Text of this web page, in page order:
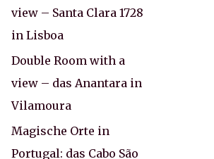
view – Santa Clara 1728
in Lisboa
Double Room with a
view – das Anantara in
Vilamoura
Magische Orte in
Portugal: das Cabo São